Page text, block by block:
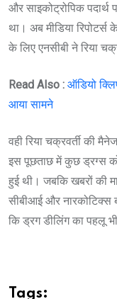
और साइकोट्रोपिक पदार्थ
था। अब मीडिया
के लिए एनसीबी ने रिया
Read Also : ऑडियो
आया सामने
वही रिया चक्रवर्ती की
इस पूछताछ में कुछ ड्रग्स
हुई थी। जबकि खबरों की
सीबीआई और नारकोटिक्स
कि ड्रग डीलिंग का पहलू
Tags: